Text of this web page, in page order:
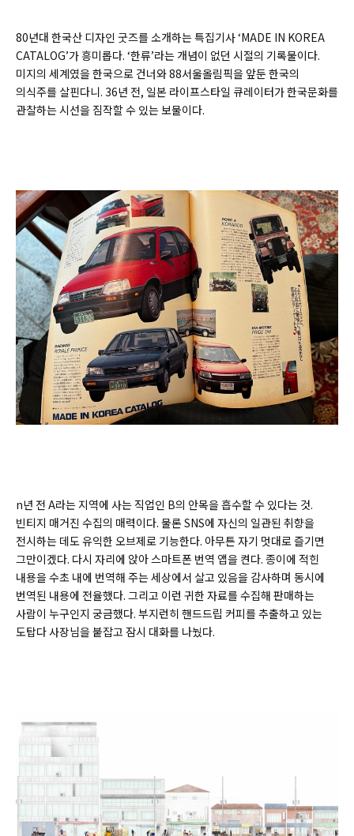
80년대 한국산 디자인 굿즈를 소개하는 특집기사 ‘MADE IN KOREA
CATALOG’가 흥미롭다. ‘한류’라는 개념이 없던 시절의 기록물이다.
미지의 세계였을 한국으로 건너와 88서울올림픽을 앞둔 한국의
의식주를 살핀다니. 36년 전, 일본 라이프스타일 큐레이터가 한국문화를
관찰하는 시선을 짐작할 수 있는 보물이다.
n년 전 A라는 지역에 사는 직업인 B의 안목을 흡수할 수 있다는 것.
빈티지 매거진 수집의 매력이다. 물론 SNS에 자신의 일관된 취향을
전시하는 데도 유익한 오브제로 기능한다. 아무튼 자기 멋대로 즐기면
그만이겠다. 다시 자리에 앉아 스마트폰 번역 앱을 켠다. 종이에 적힌
내용을 수초 내에 번역해 주는 세상에서 살고 있음을 감사하며 동시에
번역된 내용에 전율했다. 그리고 이런 귀한 자료를 수집해 판매하는
사람이 누구인지 궁금했다. 부지런히 핸드드립 커피를 추출하고 있는
도탑다 사장님을 붙잡고 잠시 대화를 나눴다.